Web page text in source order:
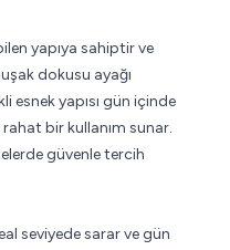
yapıya sahiptir ve
dokusu ayağı
esnek yapısı gün içinde
bir kullanım sunar.
güvenle tercih
seviyede sarar ve gün